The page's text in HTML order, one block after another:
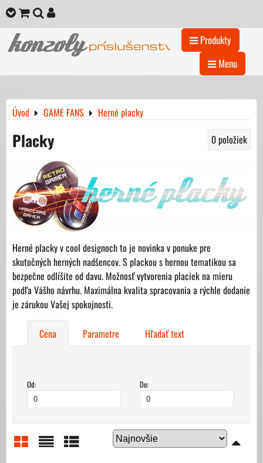
Produkty
Menu
Úvod GAME FANS Herné placky
Placky 0položiek
Herné placky v cool designoch to je novinka v ponuke pre
skutočných herných nadšencov. S plackou s hernou tematikou sa
bezpečne odlíšite od davu. Možnosť vytvorenia placiek na mieru
podľa Vášho návrhu. Maximálna kvalita spracovania a rýchle dodanie
je zárukou Vašej spokojnosti.
Cena Parametre Hľadať text
Od: Do: